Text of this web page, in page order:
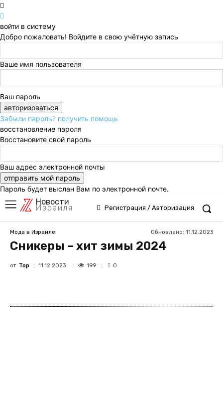
войти в систему
Добро пожаловать! Войдите в свою учётную запись
Ваше имя пользователя
Ваш пароль
Забыли пароль? получить помощь
восстановление пароля
Восстановите свой пароль
Ваш адрес электронной почты
Пароль будет выслан Вам по электронной почте.
Новости
Израиля Регистрация / Авторизация
Мода в Израиле Обновлено: 11.12.2023
Сникеры – хит зимы 2024
от Top 11.12.2023 199 0